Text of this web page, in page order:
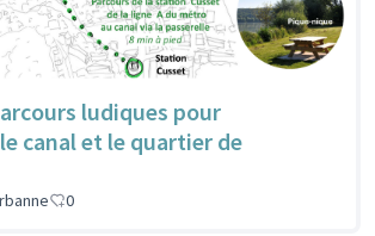
ludiques pour
canal et le quartier de
0